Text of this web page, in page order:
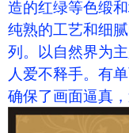
造的红绿等色缎
纯熟的工艺和细
列。以自然界为
人爱不释手。有
确保了画面逼真